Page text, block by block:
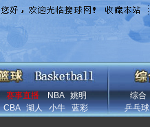
赛事直播 NBA
姚明
CBA
湖人 小牛 蓝彩
综合
乒乓球